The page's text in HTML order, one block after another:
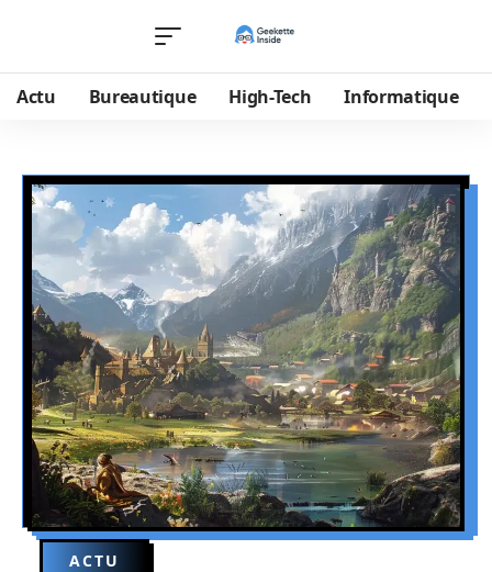
Actu Bureautique High-Tech Informatique
ACTU